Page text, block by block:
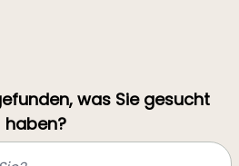
was Sie gesucht
haben?